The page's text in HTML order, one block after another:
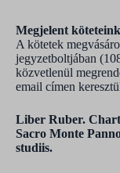
Megjelent
A kötetek
jegyzetboltjában
közvetlenül
email címen
Liber Ruber.
Sacro Monte
studiis.